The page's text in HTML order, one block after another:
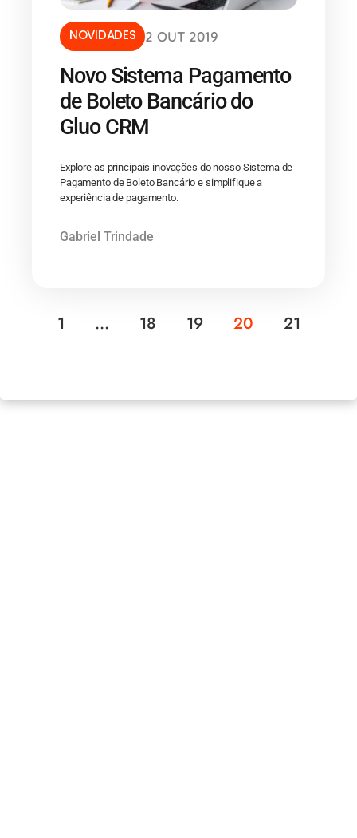
NOVIDADES 2 OUT 2019
Novo Sistema Pagamento
de Boleto Bancário do
Gluo CRM
Explore as principais inovações do nosso Sistema de
Pagamento de Boleto Bancário e simplifique a
experiência de pagamento.
Gabriel Trindade
1 … 18 19 20 21